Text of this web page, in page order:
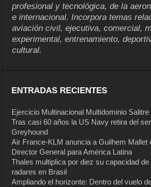
profesional y tecnológica, de la
e internacional. Incorpora temas
aviación civil, ejecutiva, comercial,
experimental, entrenamiento,
cultural.
ENTRADAS RECIENTES
Ejercicio Multinacional Multidominio Salitre
Tras casi 60 años la US Navy retira del
Greyhound
Air France-KLM anuncia a Guilhem Mallet
Director General para América Latina
Thales multiplica por diez su capacidad
radares en Brasil
Ampliando el horizonte: Dentro del vuelo